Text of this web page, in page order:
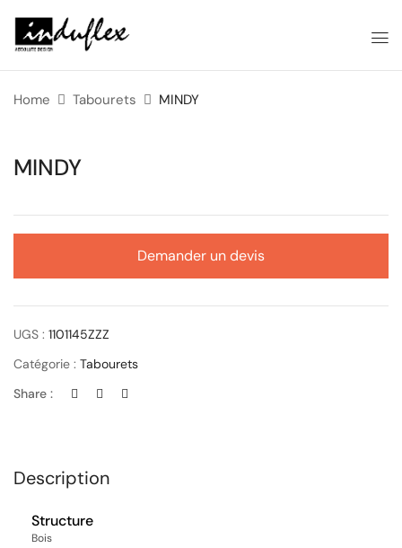
Home Tabourets MINDY
MINDY
Demander un devis
UGS : 1101145ZZZ
Catégorie : Tabourets
Share :
Description
Structure
Bois